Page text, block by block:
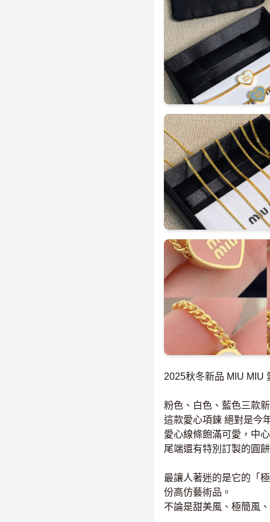
2025秋冬新品 MIU MIU
粉色、白色、藍色三款
這款愛心項鍊 絕對是今
愛心線條飽滿可愛，中
尾端還有特別訂製的圓
最讓人著迷的是它的「
份高仿藝術品。
不論是甜美風、極簡風